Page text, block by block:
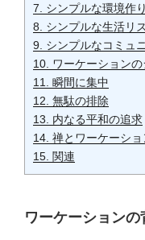
7.
シンプルな環境作り
8.
シンプルな生活リ
9. シンプルなコミュ
10. ワーケーション
11.
瞬間に集中
12. 無駄の排除
13.
内なる平和の追求
14. 禅とワーケーショ
15. 関連
ワーケーションの